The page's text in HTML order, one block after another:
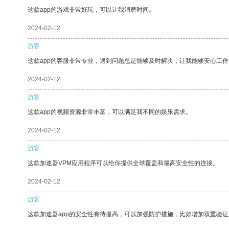
这款app的游戏非常好玩，可以让我消磨时间。
2024-02-12
游客
这款app的客服非常专业，遇到问题总是能够及时解决，让我能够安心工
2024-02-12
游客
这款app的视频资源非常丰富，可以满足我不同的娱乐需求。
2024-02-12
游客
这款加速器VPM应用程序可以给你提供全球覆盖和最高安全性的连接。
2024-02-12
游客
这款加速器app的安全性有待提高，可以加强防护措施，比如增加双重验